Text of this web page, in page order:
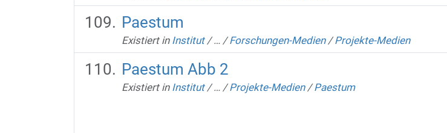
Paestum
Existiert in Institut /… /Forschungen-Medien /Projekte-Medien
Paestum Abb 2
Existiert in Institut /… /Projekte-Medien /Paestum